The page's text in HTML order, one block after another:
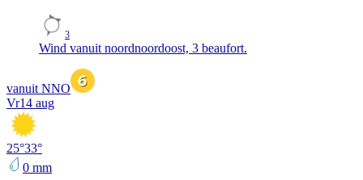
3
Wind vanuit noordnoordoost, 3 beaufort.
vanuit NNO
Vr14 aug
25°33°
0 mm